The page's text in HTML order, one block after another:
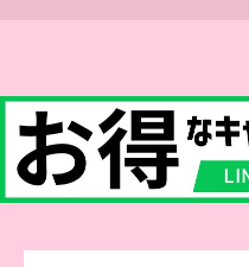
ホーム
症例写真